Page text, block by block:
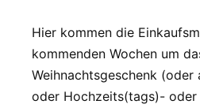
Hier kommen die
kommenden Wochen um
Weihnachtsgeschenk
oder Hochzeits(tags)-